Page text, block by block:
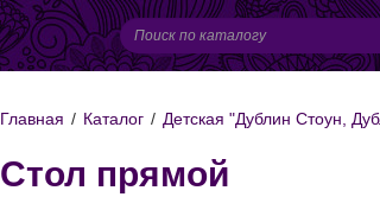
Главная / Каталог / Детская "Дублин Стоун,
Стол прямой